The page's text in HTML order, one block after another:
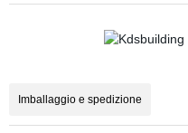
Imballaggio e spedizione